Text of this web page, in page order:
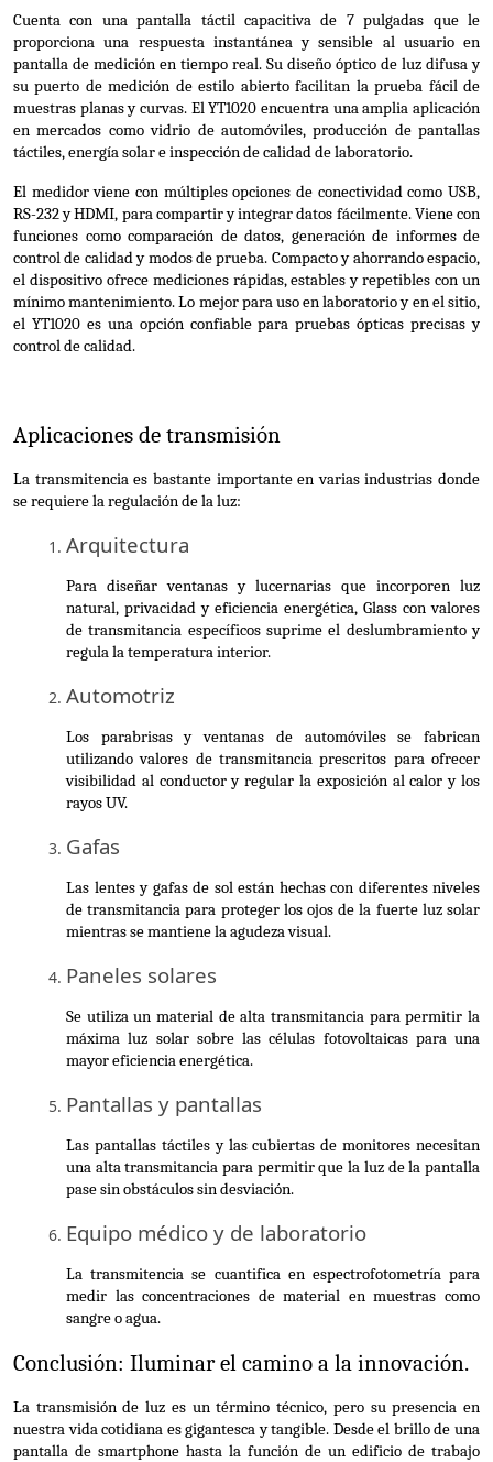
Cuenta con una pantalla táctil capacitiva de 7 pulgadas que le
proporciona una respuesta instantánea y sensible al usuario en
pantalla de medición en tiempo real. Su diseño óptico de luz difusa y
su puerto de medición de estilo abierto facilitan la prueba fácil de
muestras planas y curvas. El YT1020 encuentra una amplia aplicación
en mercados como vidrio de automóviles, producción de pantallas
táctiles, energía solar e inspección de calidad de laboratorio.
El medidor viene con múltiples opciones de conectividad como USB,
RS-232 y HDMI, para compartir y integrar datos fácilmente. Viene con
funciones como comparación de datos, generación de informes de
control de calidad y modos de prueba. Compacto y ahorrando espacio,
el dispositivo ofrece mediciones rápidas, estables y repetibles con un
mínimo mantenimiento. Lo mejor para uso en laboratorio y en el sitio,
el YT1020 es una opción confiable para pruebas ópticas precisas y
control de calidad.
Aplicaciones de transmisión
La transmitencia es bastante importante en varias industrias donde
se requiere la regulación de la luz:
Arquitectura
Para diseñar ventanas y lucernarias que incorporen luz
natural, privacidad y eficiencia energética, Glass con valores
de transmitancia específicos suprime el deslumbramiento y
regula la temperatura interior.
Automotriz
Los parabrisas y ventanas de automóviles se fabrican
utilizando valores de transmitancia prescritos para ofrecer
visibilidad al conductor y regular la exposición al calor y los
rayos UV.
Gafas
Las lentes y gafas de sol están hechas con diferentes niveles
de transmitancia para proteger los ojos de la fuerte luz solar
mientras se mantiene la agudeza visual.
Paneles solares
Se utiliza un material de alta transmitancia para permitir la
máxima luz solar sobre las células fotovoltaicas para una
mayor eficiencia energética.
Pantallas y pantallas
Las pantallas táctiles y las cubiertas de monitores necesitan
una alta transmitancia para permitir que la luz de la pantalla
pase sin obstáculos sin desviación.
Equipo médico y de laboratorio
La transmitencia se cuantifica en espectrofotometría para
medir las concentraciones de material en muestras como
sangre o agua.
Conclusión: Iluminar el camino a la innovación.
La transmisión de luz es un término técnico, pero su presencia en
nuestra vida cotidiana es gigantesca y tangible. Desde el brillo de una
pantalla de smartphone hasta la función de un edificio de trabajo